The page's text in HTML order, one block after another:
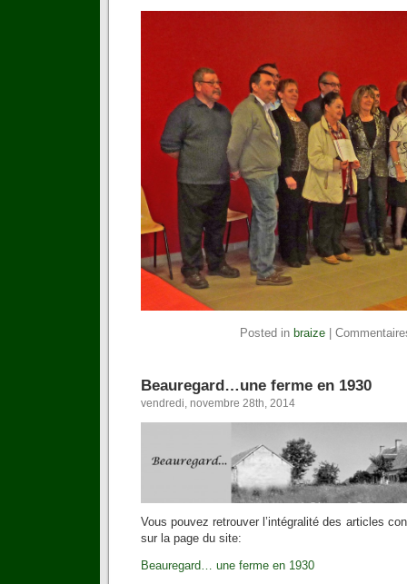
Posted in braize|
Beauregard…une ferme en 1930
vendredi, novembre 28th, 2014
Vous pouvez retrouver l’intégralité des articles
sur la page du site:
Beauregard… une ferme en 1930